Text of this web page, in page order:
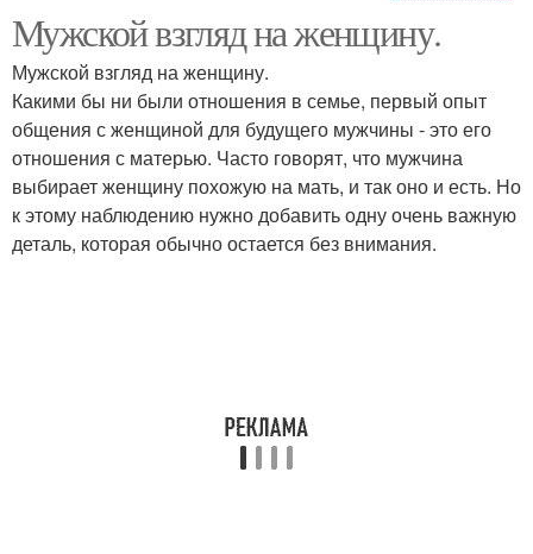
Насилия над мужчиной
Мужской взгляд на женщину.
Мужской взгляд на женщину.
Какими бы ни были отношения в семье, первый опыт
общения с женщиной для будущего мужчины - это его
отношения с матерью. Часто говорят, что мужчина
выбирает женщину похожую на мать, и так оно и есть. Но
к этому наблюдению нужно добавить одну очень важную
деталь, которая обычно остается без внимания.